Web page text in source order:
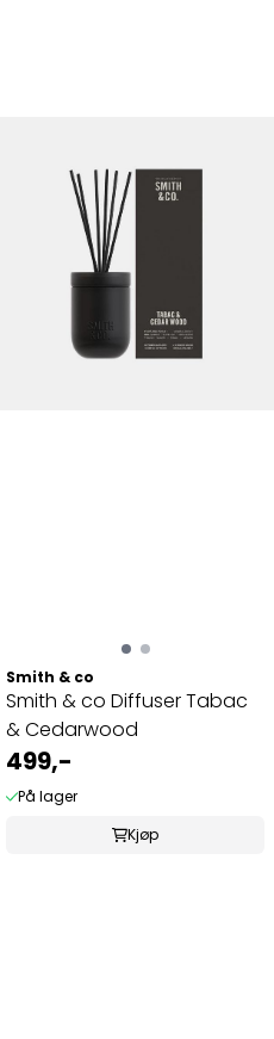
Smith & co
Smith & co Diffuser Tabac
& Cedarwood
499,-
På lager
Kjøp